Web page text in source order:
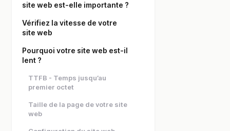
site web est-elle importante ?
Vérifiez la vitesse de votre
site web
Pourquoi votre site web est-il
lent ?
TTFB - Temps jusqu’au
premier octet
Taille de la page de votre site
web